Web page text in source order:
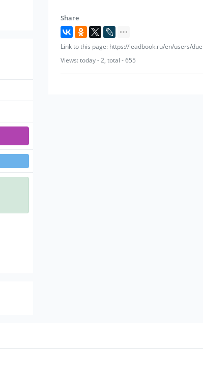
Хотите убедиться?
Пригласите Крутой Лад на свой
Рождения или Свадьба, и выступление
Вашего вечера!
Share
Link to this page: https://leadbook.ru/en/users/
Views: today - 2, total - 655